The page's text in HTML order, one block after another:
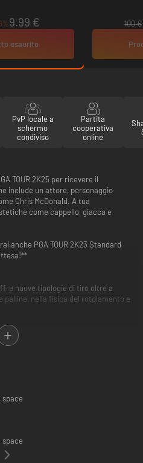
9.99 €
esaurito
100 €
PvP locale a
schermo
condiviso
Partita
cooperativa
online
TOUR 2K25 per ricevere il
include un attore, personaggio
Chris McDonald. A tua
come cappello, giacca e
anche PGA TOUR 2K23 Standard
nuove tipologie di tiro oltre a
nella fisica del rotolamento e
e il PGA Championship
A MODO TUO
e Il mio GIOCATORE.
space
space